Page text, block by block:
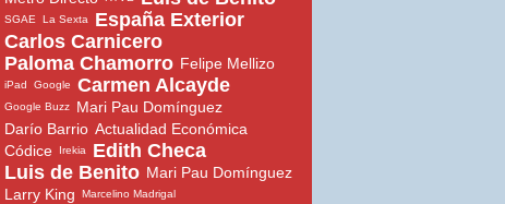
SGAE La Sexta
España Exterior
Carlos Carnicero
Paloma Chamorro Felipe Mellizo
iPad Google Carmen Alcayde
Google Buzz
Mari Pau Domínguez
Darío Barrio Actualidad Económica
Códice
Irekia
Edith Checa
Luis de Benito Mari Pau Domínguez
Larry King
Marcelino Madrigal